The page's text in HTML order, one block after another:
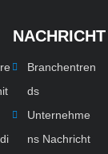
NACHRICHT
Branchentren
ds
Unternehme
ns Nachricht